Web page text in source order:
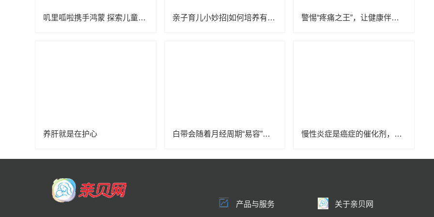
叽里呱啦携手鸿蒙 探索儿童内容数字化发展新阶段 亲子育儿小妙招|如何培养有幸福感的孩子？ 警惕“疼痛之王”，让健康伴你行
养肝就是在护心 白带会随着月经周期“易容”！出现四类情况要就医 慢性炎症是癌症的催化剂，有病不要拖
产品与服务 关于亲贝网